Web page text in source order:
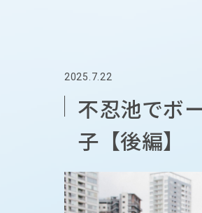
2025.7.22
不忍池で
子【後編】